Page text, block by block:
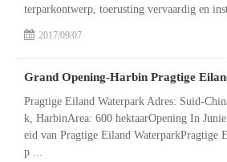
2017/09/07
terparkontwerp, toerusting vervaardig en
Grand Opening-Harbin Pragtige
Pragtige Eiland Waterpark Adres: Suid-
k, HarbinArea: 600 hektaarOpening In
eid van Pragtige Eiland WaterparkPragtige
p ...